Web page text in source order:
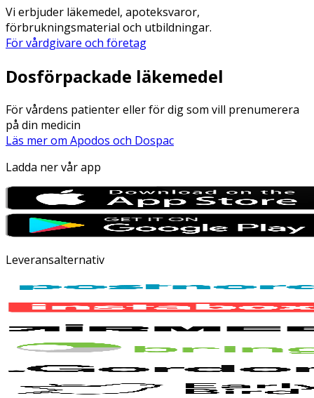
Vi erbjuder läkemedel, apoteksvaror,
förbrukningsmaterial och utbildningar.
För vårdgivare och företag
Dosförpackade läkemedel
För vårdens patienter eller för dig som vill prenumerera
på din medicin
Läs mer om Apodos och Dospac
Ladda ner vår app
Leveransalternativ